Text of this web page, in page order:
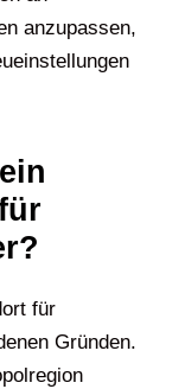
anzupassen,
für
Gründen.